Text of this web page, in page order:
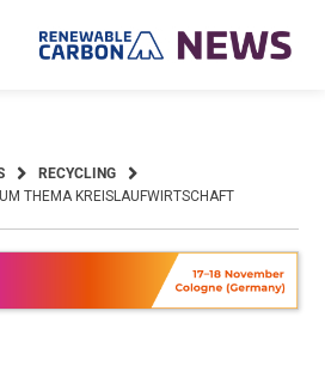
RECYCLING
THEMA KREISLAUFWIRTSCHAFT